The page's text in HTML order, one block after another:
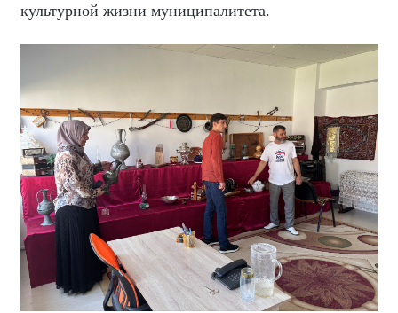
культурной жизни муниципалитета.